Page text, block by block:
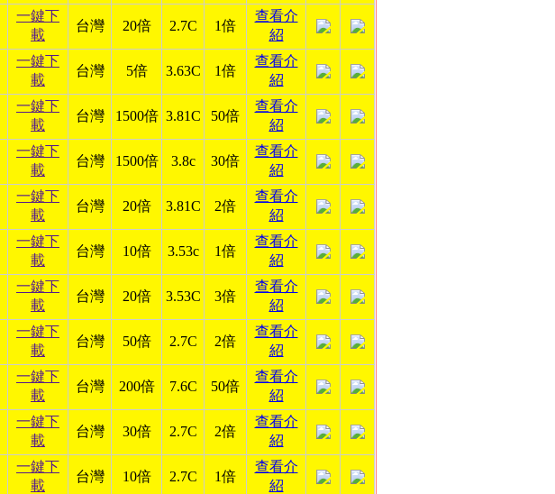
一鍵下
載
台灣 20倍 2.7C 1倍
查看介
紹
一鍵下
載
台灣 5倍 3.63C 1倍
查看介
紹
一鍵下
載
台灣 1500倍 3.81C 50倍
查看介
紹
一鍵下
載
台灣 1500倍 3.8c 30倍
查看介
紹
一鍵下
載
台灣 20倍 3.81C 2倍
查看介
紹
一鍵下
載
台灣 10倍 3.53c 1倍
查看介
紹
一鍵下
載
台灣 20倍 3.53C 3倍
查看介
紹
一鍵下
載
台灣 50倍 2.7C 2倍
查看介
紹
一鍵下
載
台灣 200倍 7.6C 50倍
查看介
紹
一鍵下
載
台灣 30倍 2.7C 2倍
查看介
紹
一鍵下
載
台灣 10倍 2.7C 1倍
查看介
紹